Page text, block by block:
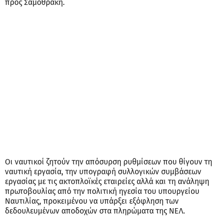
προς Σαμοθράκη.
Οι ναυτικοί ζητούν την απόσυρση ρυθμίσεων που θίγουν τη
ναυτική εργασία, την υπογραφή συλλογικών συμβάσεων
εργασίας με τις ακτοπλοϊκές εταιρείες αλλά και τη ανάληψη
πρωτοβουλίας από την πολιτική ηγεσία του υπουργείου
Ναυτιλίας, προκειμένου να υπάρξει εξόφληση των
δεδουλευμένων αποδοχών στα πληρώματα της ΝΕΛ.